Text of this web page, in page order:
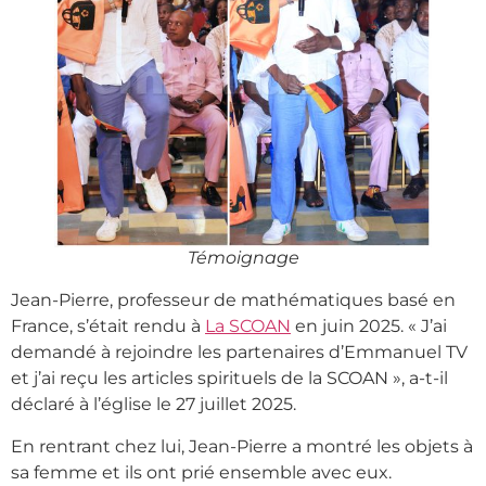
Témoignage
Jean-Pierre, professeur de mathématiques basé en
France, s’était rendu à La SCOAN en juin 2025. « J’ai
demandé à rejoindre les partenaires d’Emmanuel TV
et j’ai reçu les articles spirituels de la SCOAN », a-t-il
déclaré à l’église le 27 juillet 2025.
En rentrant chez lui, Jean-Pierre a montré les objets à
sa femme et ils ont prié ensemble avec eux.